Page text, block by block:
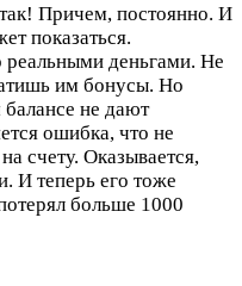
Причем, постоянно. И
показаться.
деньгами. Не
им бонусы. Но
не дают
ошибка, что не
счету. Оказывается,
И теперь его тоже
больше 1000